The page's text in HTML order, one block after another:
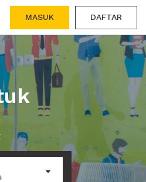
MASUK DAFTAR